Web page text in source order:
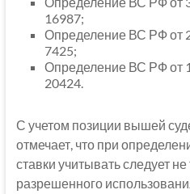
16987;
Определение ВС РФ от
7425;
Определение ВС РФ от
20424.
С учетом позиции вышей
отмечает, что при
ставки учитывать следует
разрешенного